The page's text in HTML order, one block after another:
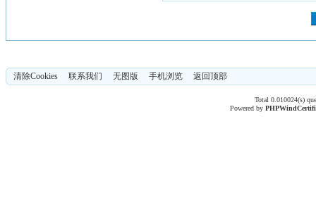
清除Cookies 联系我们 无图版 手机浏览 返回顶部
Total 0.010024(s)
Powered byPHPWind